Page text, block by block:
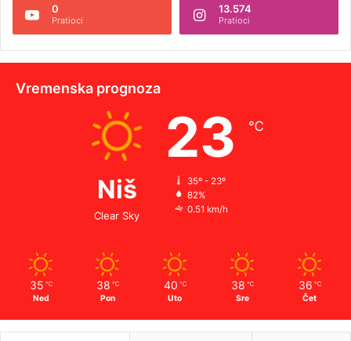
0
Pratioci
13.574
Pratioci
Vremenska prognoza
Niš
Clear Sky
23 ℃
35º - 23º
82%
0.51 km/h
35 ℃
Ned
38 ℃
Pon
40 ℃
Uto
38 ℃
Sre
36 ℃
Čet